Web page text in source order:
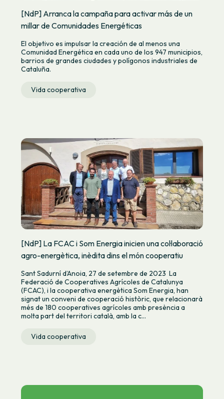
[NdP] Arranca la campaña para activar más de un
millar de Comunidades Energéticas
El objetivo es impulsar la creación de al menos una
Comunidad Energética en cada uno de los 947 municipios,
barrios de grandes ciudades y polígonos industriales de
Cataluña.
Vida cooperativa
[NdP] La FCAC i Som Energia inicien una col·laboració
agro-energètica, inèdita dins el món cooperatiu
Sant Sadurní d’Anoia, 27 de setembre de 2023 La
Federació de Cooperatives Agrícoles de Catalunya
(FCAC), i la cooperativa energètica Som Energia, han
signat un conveni de cooperació històric, que relacionarà
més de 180 cooperatives agrícoles amb presència a
molta part del territori català, amb la c...
Vida cooperativa